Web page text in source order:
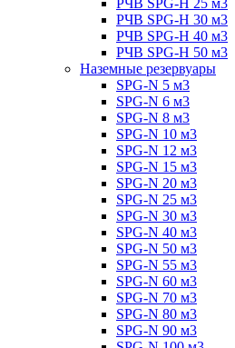
РЧВ SPG-H 25 м3
РЧВ SPG-H 30 м3
РЧВ SPG-H 40 м3
РЧВ SPG-H 50 м3
Наземные резервуары
SPG-N 5 м3
SPG-N 6 м3
SPG-N 8 м3
SPG-N 10 м3
SPG-N 12 м3
SPG-N 15 м3
SPG-N 20 м3
SPG-N 25 м3
SPG-N 30 м3
SPG-N 40 м3
SPG-N 50 м3
SPG-N 55 м3
SPG-N 60 м3
SPG-N 70 м3
SPG-N 80 м3
SPG-N 90 м3